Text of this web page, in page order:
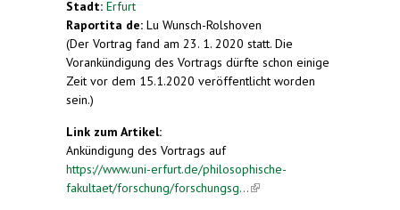
Stadt: Erfurt
Raportita de: Lu Wunsch-Rolshoven
(Der Vortrag fand am 23. 1. 2020 statt. Die
Vorankündigung des Vortrags dürfte schon einige
Zeit vor dem 15.1.2020 veröffentlicht worden
sein.)
Link zum Artikel:
Ankündigung des Vortrags auf
https://www.uni-erfurt.de/philosophische-
fakultaet/forschung/forschungsg...(link is external)